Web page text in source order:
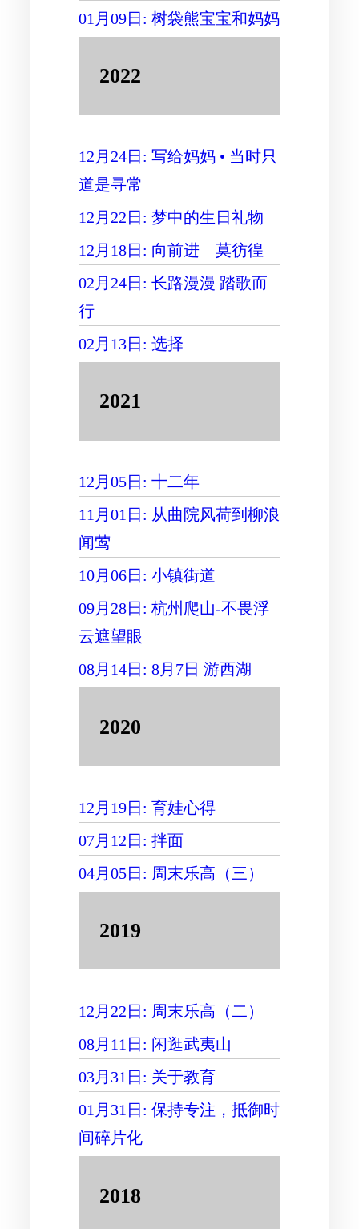
01月09日: 树袋熊宝宝和妈妈
2022
12月24日: 写给妈妈 • 当时只
道是寻常
12月22日: 梦中的生日礼物
12月18日: 向前进 莫彷徨
02月24日: 长路漫漫 踏歌而
行
02月13日: 选择
2021
12月05日: 十二年
11月01日: 从曲院风荷到柳浪
闻莺
10月06日: 小镇街道
09月28日: 杭州爬山-不畏浮
云遮望眼
08月14日: 8月7日 游西湖
2020
12月19日: 育娃心得
07月12日: 拌面
04月05日: 周末乐高（三）
2019
12月22日: 周末乐高（二）
08月11日: 闲逛武夷山
03月31日: 关于教育
01月31日: 保持专注，抵御时
间碎片化
2018